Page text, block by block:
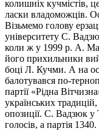
колишніх кучмістів,
ласки владоможців.
Візьмемо голову
університету С.
коли ж у 1999 р. А.
його прихильники
боці Л. Кучми. А на
балотувався по-
партії «Рідна
українських
опозиції. С. Вадзюк у
голосів, а партія 1340.